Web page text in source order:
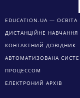
EDUCATION.UA — ОСВІТА
ДИСТАНЦІЙНЕ НАВЧАННЯ
КОНТАКТНИЙ ДОВІДНИК
АВТОМАТИЗОВАНА
ПРОЦЕССОМ
ЕЛЕКТРОНИЙ АРХІВ